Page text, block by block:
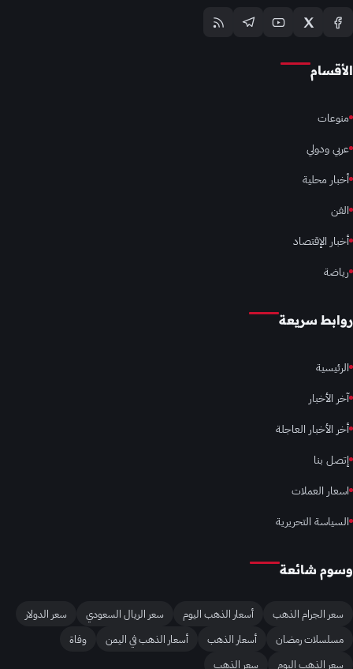
الأقسام
منوعات
عربي ودولي
أخبار محلية
الفن
أخبار الإقتصاد
رياضة
روابط سريعة
الرئيسية
آخر الأخبار
أخر الأخبار العاجلة
إتصل بنا
اسعار العملات
السياسة التحريرية
وسوم شائعة
سعر الجرام الذهب أسعار الذهب اليوم سعر الريال السعودي
سعر الدولار
مسلسلات رمضان
أسعار الذهب أسعار الذهب في اليمن
وفاة
سعر الذهب اليوم
سعر الذهب